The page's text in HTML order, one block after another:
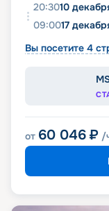
20:3010
09:0017
Вы посетите 4
от 60 046 ₽ /